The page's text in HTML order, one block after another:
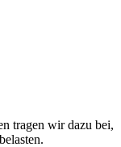
tragen wir dazu bei,